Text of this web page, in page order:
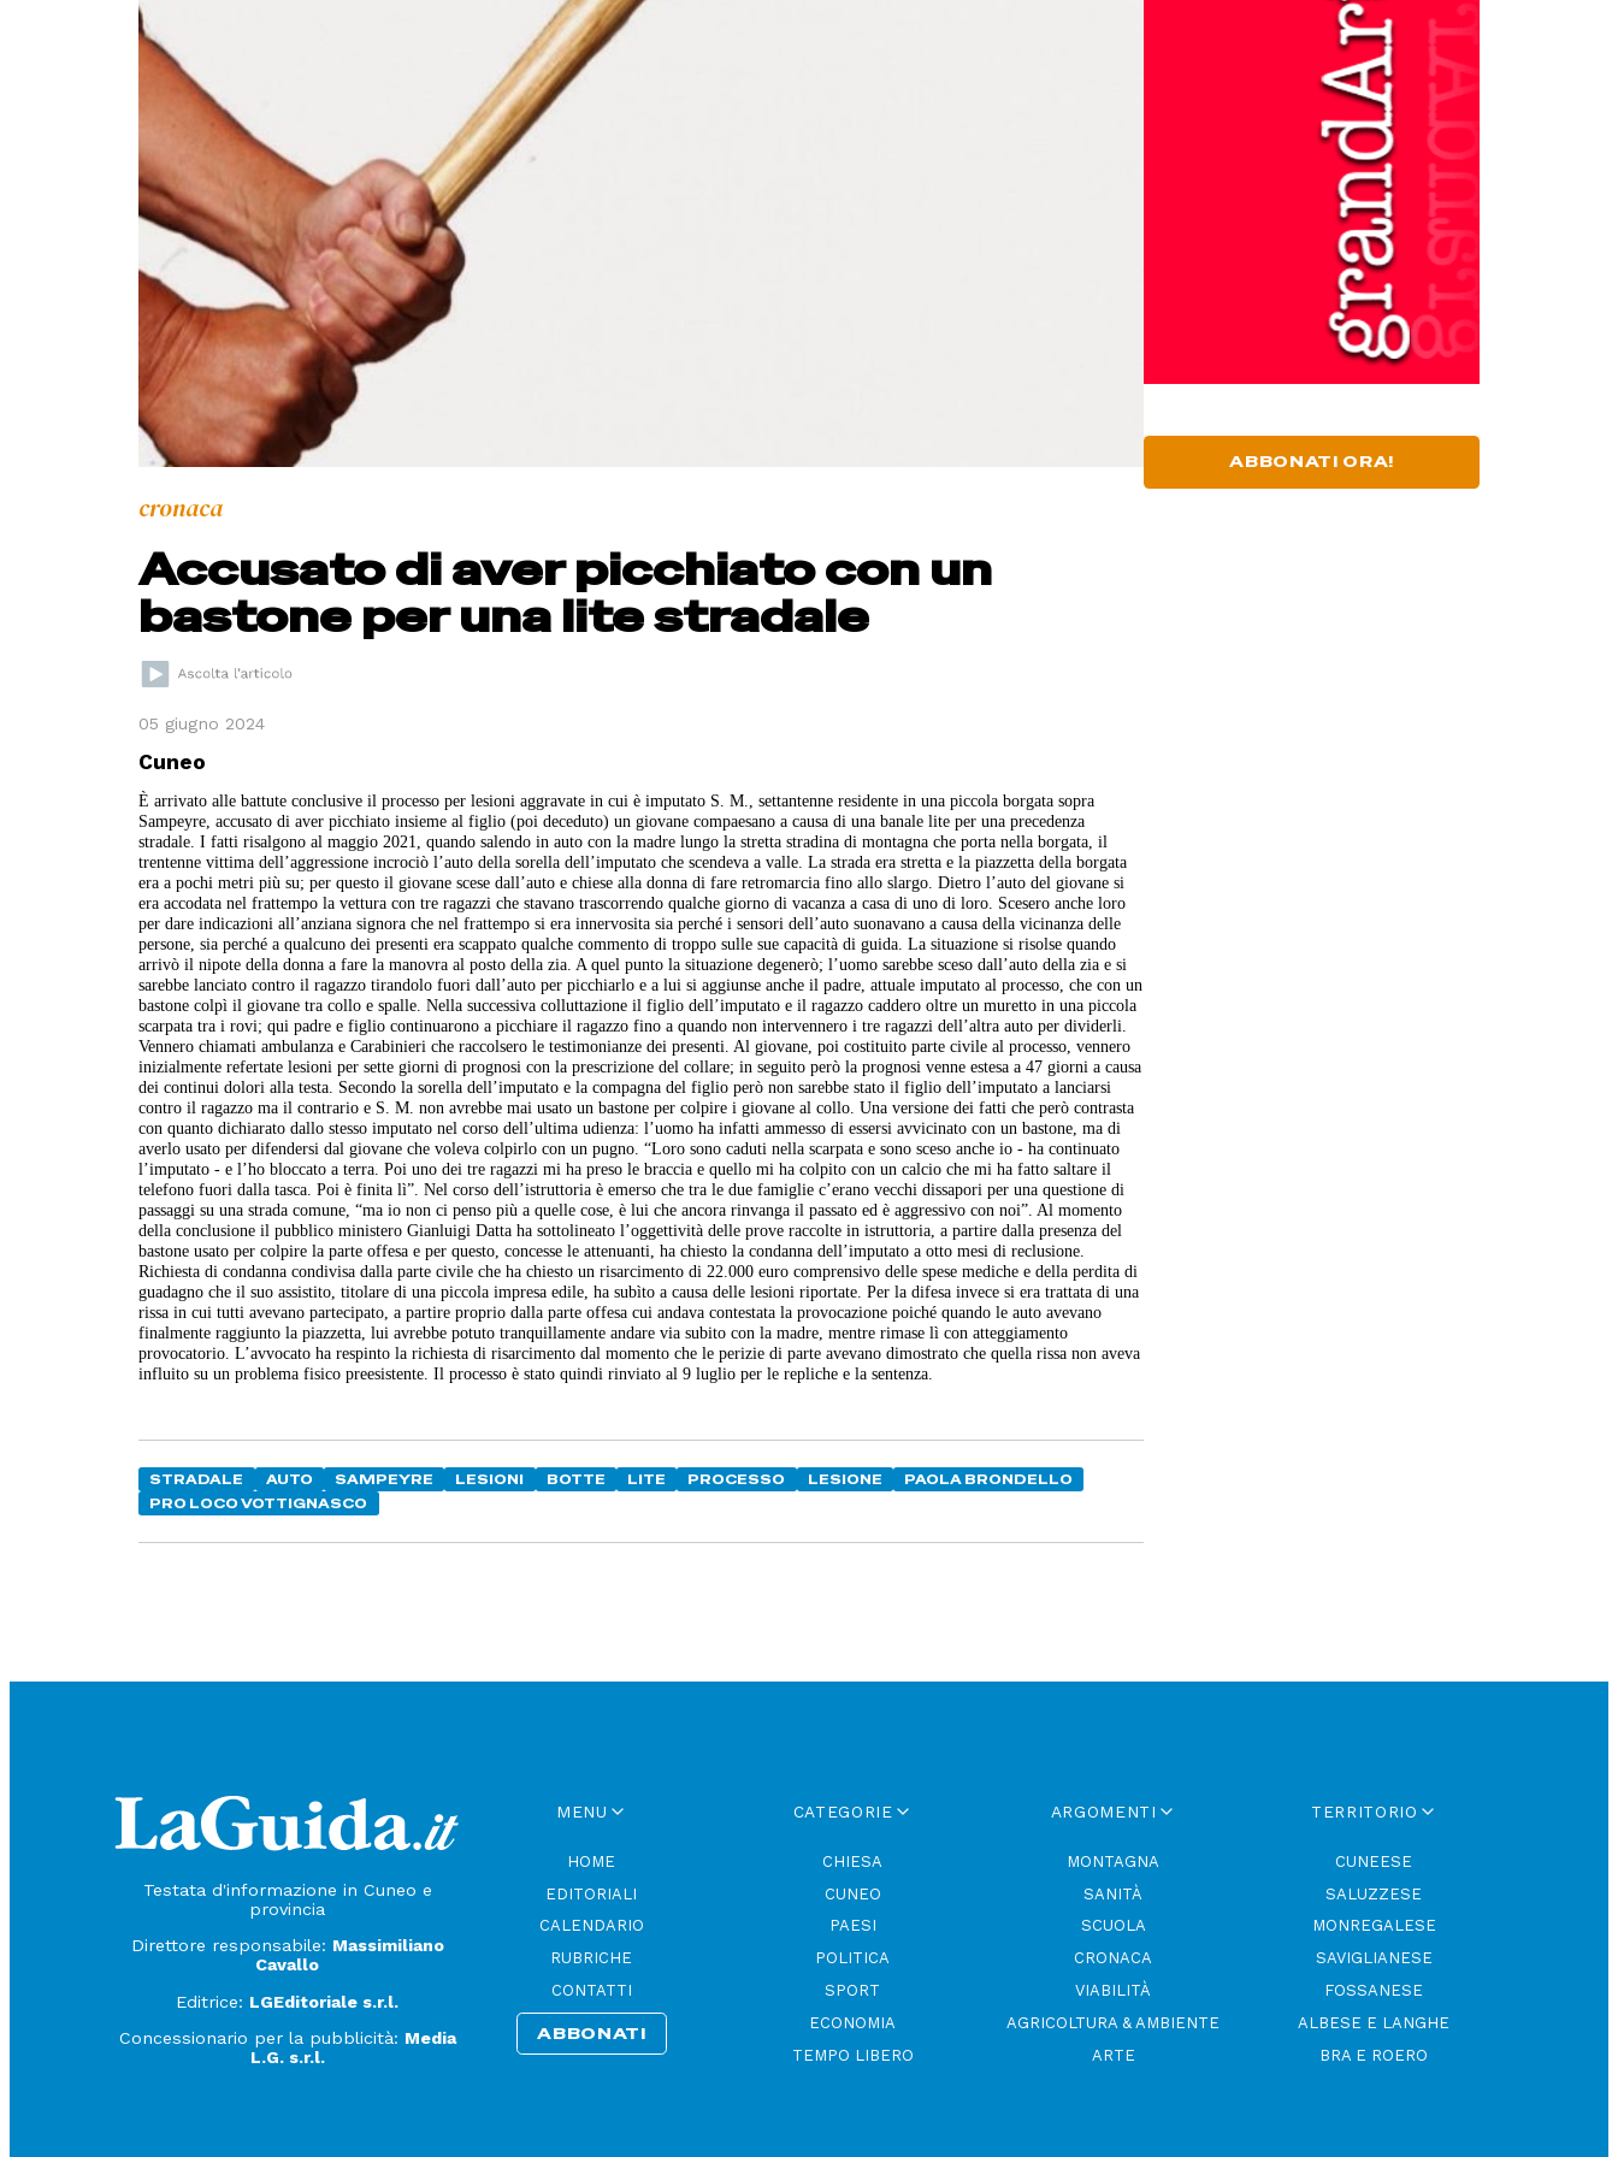
cronaca
Accusato di aver picchiato con un
bastone per una lite stradale
05 giugno 2024
Cuneo
È arrivato alle battute conclusive il processo per lesioni aggravate in cui è imputato S. M., settantenne residente in una piccola borgata sopra
Sampeyre, accusato di aver picchiato insieme al figlio (poi deceduto) un giovane compaesano a causa di una banale lite per una precedenza
stradale. I fatti risalgono al maggio 2021, quando salendo in auto con la madre lungo la stretta stradina di montagna che porta nella borgata, il
trentenne vittima dell’aggressione incrociò l’auto della sorella dell’imputato che scendeva a valle. La strada era stretta e la piazzetta della borgata
era a pochi metri più su; per questo il giovane scese dall’auto e chiese alla donna di fare retromarcia fino allo slargo. Dietro l’auto del giovane si
era accodata nel frattempo la vettura con tre ragazzi che stavano trascorrendo qualche giorno di vacanza a casa di uno di loro. Scesero anche loro
per dare indicazioni all’anziana signora che nel frattempo si era innervosita sia perché i sensori dell’auto suonavano a causa della vicinanza delle
persone, sia perché a qualcuno dei presenti era scappato qualche commento di troppo sulle sue capacità di guida. La situazione si risolse quando
arrivò il nipote della donna a fare la manovra al posto della zia. A quel punto la situazione degenerò; l’uomo sarebbe sceso dall’auto della zia e si
sarebbe lanciato contro il ragazzo tirandolo fuori dall’auto per picchiarlo e a lui si aggiunse anche il padre, attuale imputato al processo, che con un
bastone colpì il giovane tra collo e spalle. Nella successiva colluttazione il figlio dell’imputato e il ragazzo caddero oltre un muretto in una piccola
scarpata tra i rovi; qui padre e figlio continuarono a picchiare il ragazzo fino a quando non intervennero i tre ragazzi dell’altra auto per dividerli.
Vennero chiamati ambulanza e Carabinieri che raccolsero le testimonianze dei presenti. Al giovane, poi costituito parte civile al processo, vennero
inizialmente refertate lesioni per sette giorni di prognosi con la prescrizione del collare; in seguito però la prognosi venne estesa a 47 giorni a causa
dei continui dolori alla testa. Secondo la sorella dell’imputato e la compagna del figlio però non sarebbe stato il figlio dell’imputato a lanciarsi
contro il ragazzo ma il contrario e S. M. non avrebbe mai usato un bastone per colpire i giovane al collo. Una versione dei fatti che però contrasta
con quanto dichiarato dallo stesso imputato nel corso dell’ultima udienza: l’uomo ha infatti ammesso di essersi avvicinato con un bastone, ma di
averlo usato per difendersi dal giovane che voleva colpirlo con un pugno. “Loro sono caduti nella scarpata e sono sceso anche io - ha continuato
l’imputato - e l’ho bloccato a terra. Poi uno dei tre ragazzi mi ha preso le braccia e quello mi ha colpito con un calcio che mi ha fatto saltare il
telefono fuori dalla tasca. Poi è finita lì”. Nel corso dell’istruttoria è emerso che tra le due famiglie c’erano vecchi dissapori per una questione di
passaggi su una strada comune, “ma io non ci penso più a quelle cose, è lui che ancora rinvanga il passato ed è aggressivo con noi”. Al momento
della conclusione il pubblico ministero Gianluigi Datta ha sottolineato l’oggettività delle prove raccolte in istruttoria, a partire dalla presenza del
bastone usato per colpire la parte offesa e per questo, concesse le attenuanti, ha chiesto la condanna dell’imputato a otto mesi di reclusione.
Richiesta di condanna condivisa dalla parte civile che ha chiesto un risarcimento di 22.000 euro comprensivo delle spese mediche e della perdita di
guadagno che il suo assistito, titolare di una piccola impresa edile, ha subìto a causa delle lesioni riportate. Per la difesa invece si era trattata di una
rissa in cui tutti avevano partecipato, a partire proprio dalla parte offesa cui andava contestata la provocazione poiché quando le auto avevano
finalmente raggiunto la piazzetta, lui avrebbe potuto tranquillamente andare via subito con la madre, mentre rimase lì con atteggiamento
provocatorio. L’avvocato ha respinto la richiesta di risarcimento dal momento che le perizie di parte avevano dimostrato che quella rissa non aveva
influito su un problema fisico preesistente. Il processo è stato quindi rinviato al 9 luglio per le repliche e la sentenza.
STRADALE AUTO SAMPEYRE LESIONI BOTTE LITE PROCESSO LESIONE
PAOLA BRONDELLO
PRO LOCO VOTTIGNASCO
ABBONATI ORA!
Testata d'informazione in Cuneo e
provincia
Direttore responsabile: Massimiliano
Cavallo
Editrice: LGEditoriale s.r.l.
Concessionario per la pubblicità: Media
L.G. s.r.l.
MENU
HOME
EDITORIALI
CALENDARIO
RUBRICHE
CONTATTI
ABBONATI
CATEGORIE
CHIESA
CUNEO
PAESI
POLITICA
SPORT
ECONOMIA
TEMPO LIBERO
ARGOMENTI
MONTAGNA
SANITÀ
SCUOLA
CRONACA
VIABILITÀ
AGRICOLTURA & AMBIENTE
ARTE
TERRITORIO
CUNEESE
SALUZZESE
MONREGALESE
SAVIGLIANESE
FOSSANESE
ALBESE E LANGHE
BRA E ROERO